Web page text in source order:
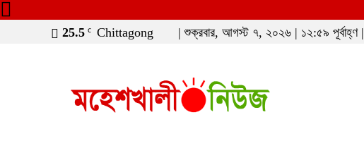
25.5 C Chittagong | শুক্রবার, আগস্ট ৭, ২০২৬ | ১২:৫৯ পূর্বাহ্ণ |